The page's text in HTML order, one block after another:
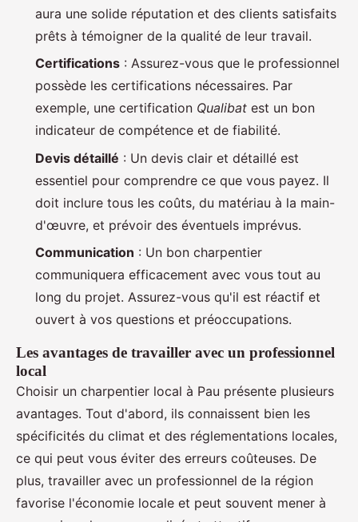
aura une solide réputation et des clients satisfaits
prêts à témoigner de la qualité de leur travail.
Certifications : Assurez-vous que le professionnel
possède les certifications nécessaires. Par
exemple, une certification Qualibat est un bon
indicateur de compétence et de fiabilité.
Devis détaillé : Un devis clair et détaillé est
essentiel pour comprendre ce que vous payez. Il
doit inclure tous les coûts, du matériau à la main-
d'œuvre, et prévoir des éventuels imprévus.
Communication : Un bon charpentier
communiquera efficacement avec vous tout au
long du projet. Assurez-vous qu'il est réactif et
ouvert à vos questions et préoccupations.
Les avantages de travailler avec un professionnel
local
Choisir un charpentier local à Pau présente plusieurs
avantages. Tout d'abord, ils connaissent bien les
spécificités du climat et des réglementations locales,
ce qui peut vous éviter des erreurs coûteuses. De
plus, travailler avec un professionnel de la région
favorise l'économie locale et peut souvent mener à